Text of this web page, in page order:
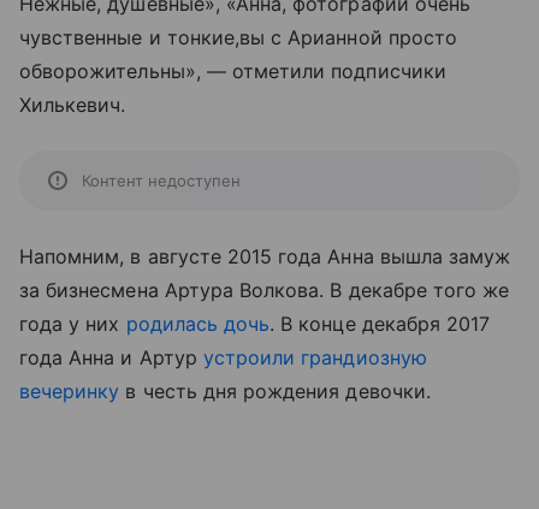
чувственные и тонкие,вы с Арианной просто
обворожительны», — отметили подписчики
Хилькевич.
Контент недоступен
Напомним, в августе 2015 года Анна вышла замуж
за бизнесмена Артура Волкова. В декабре того же
года у них родилась дочь. В конце декабря 2017
года Анна и Артур устроили грандиозную
вечеринку в честь дня рождения девочки.